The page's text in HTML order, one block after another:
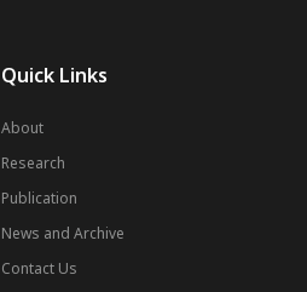
Quick Links
About
Research
Publication
News and Archive
Contact Us